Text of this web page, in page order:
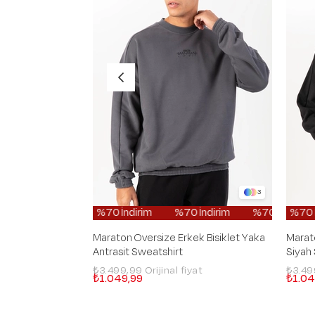
3
%70 İndirim %70 İndirim %70 İndirim
Maraton Oversize Erkek Bisiklet Yaka
Antrasit Sweatshirt
₺1.049,99
₺3.499,99
%70